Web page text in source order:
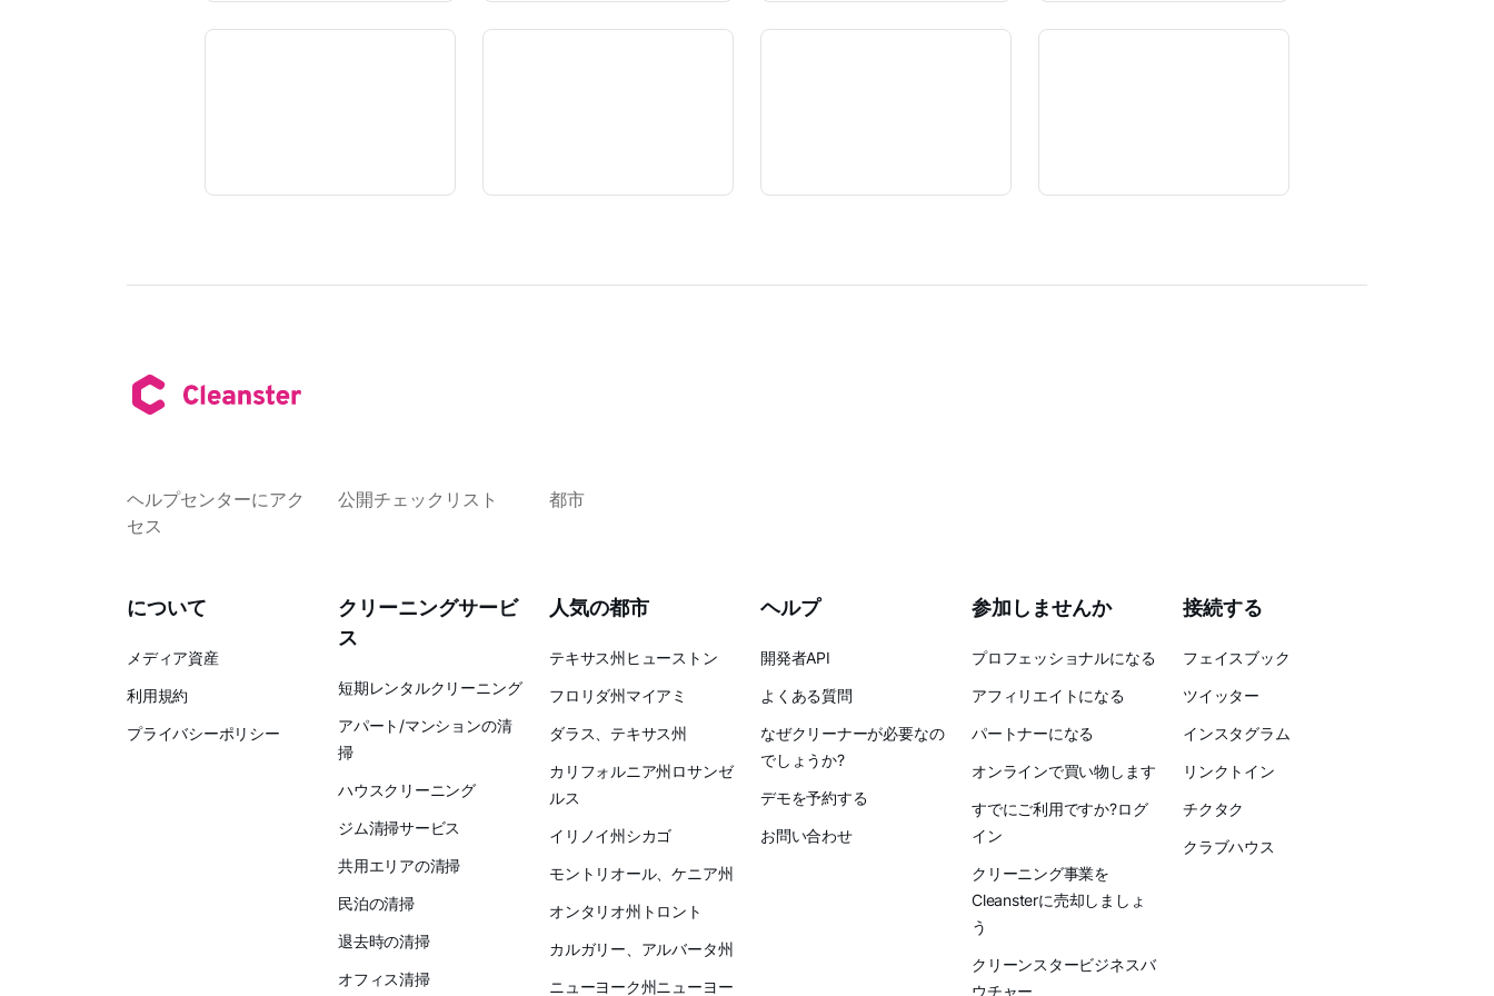
ヘルプセンターにアク
セス
公開チェックリスト 都市
について
メディア資産
利用規約
プライバシーポリシー
クリーニングサービ
ス
短期レンタルクリーニング
アパート/マンションの清
掃
ハウスクリーニング
ジム清掃サービス
共用エリアの清掃
民泊の清掃
退去時の清掃
オフィス清掃
人気の都市
テキサス州ヒューストン
フロリダ州マイアミ
ダラス、テキサス州
カリフォルニア州ロサンゼ
ルス
イリノイ州シカゴ
モントリオール、ケニア州
オンタリオ州トロント
カルガリー、アルバータ州
ニューヨーク州ニューヨー
ヘルプ
開発者API
よくある質問
なぜクリーナーが必要なの
でしょうか?
デモを予約する
お問い合わせ
参加しませんか
プロフェッショナルになる
アフィリエイトになる
パートナーになる
オンラインで買い物します
すでにご利用ですか?ログ
イン
クリーニング事業を
Cleansterに売却しましょ
う
クリーンスタービジネスバ
ウチャー
接続する
フェイスブック
ツイッター
インスタグラム
リンクトイン
チクタク
クラブハウス